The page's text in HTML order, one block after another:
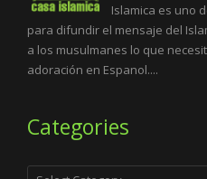
Islamica es uno
para difundir el mensaje del
a los musulmanes lo que
adoración en Espanol....
Categories
Categories